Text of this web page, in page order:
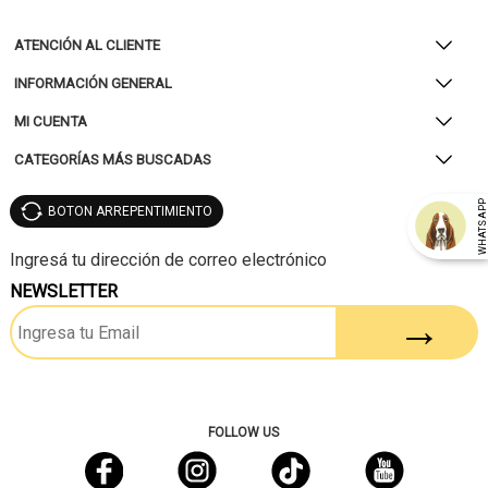
ATENCIÓN AL CLIENTE
INFORMACIÓN GENERAL
MI CUENTA
CATEGORÍAS MÁS BUSCADAS
WHATSAPP
BOTON ARREPENTIMIENTO
NEWSLETTER
FOLLOW US